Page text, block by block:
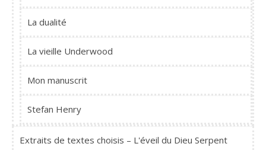
La dualité
La vieille Underwood
Mon manuscrit
Stefan Henry
Extraits de textes choisis – L'éveil du Dieu Serpent